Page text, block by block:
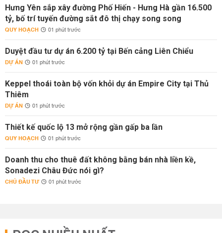
Hưng Yên sắp xây đường Phố Hiến - Hưng Hà gần 16.500
tỷ, bố trí tuyến đường sắt đô thị chạy song song
QUY HOẠCH 01 phút trước
Duyệt đầu tư dự án 6.200 tỷ tại Bến cảng Liên Chiểu
DỰ ÁN 01 phút trước
Keppel thoái toàn bộ vốn khỏi dự án Empire City tại Thủ
Thiêm
DỰ ÁN 01 phút trước
Thiết kế quốc lộ 13 mở rộng gần gấp ba lần
QUY HOẠCH 01 phút trước
Doanh thu cho thuê đất không bằng bán nhà liền kề,
Sonadezi Châu Đức nói gì?
CHỦ ĐẦU TƯ 01 phút trước